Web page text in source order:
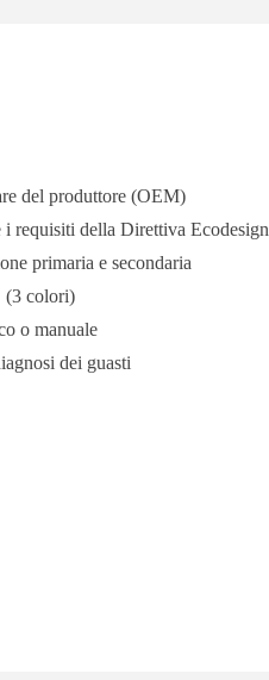
del produttore (OEM)
i requisiti della Direttiva Ecodesign
primaria e secondaria
(3 colori)
o manuale
dei guasti